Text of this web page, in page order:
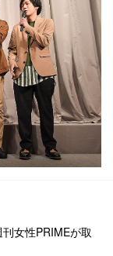
女性PRIMEが取